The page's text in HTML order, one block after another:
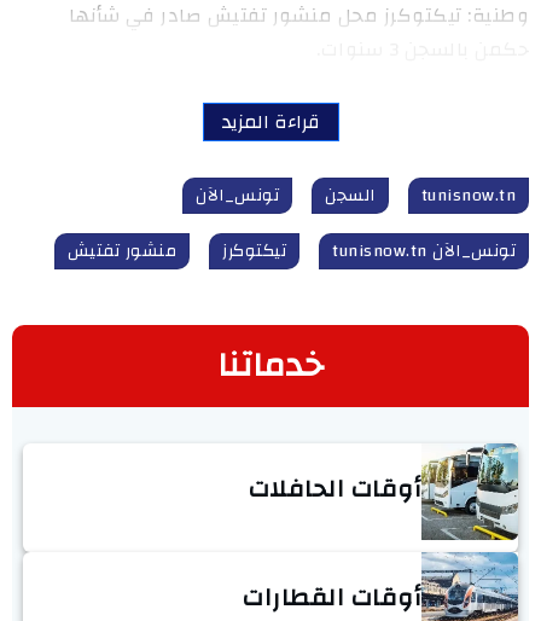
وطنية: تيكتوكرز محل منشور تفتيش صادر في شأنها
قراءة المزيد
tunisnow.tn السجن
تونس_الآن
تونس_الآن tunisnow.tn
تيكتوكرز منشور تفتيش
خدماتنا
أوقات الحافلات
أوقات القطارات